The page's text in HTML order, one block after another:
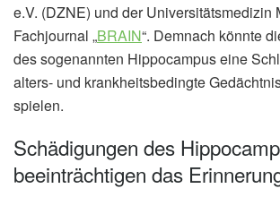
e.V. (DZNE) und der Universitätsmedizin
Fachjournal „BRAIN“. Demnach könnte
des sogenannten Hippocampus eine
alters- und krankheitsbedingte
spielen.
Schädigungen des
beeinträchtigen das